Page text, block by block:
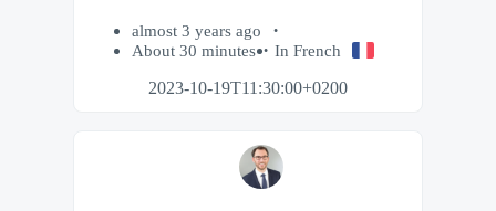
almost 3 years ago
About 30 minutes
In French
2023-10-19T11:30:00+0200